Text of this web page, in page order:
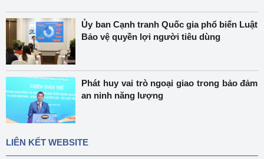
Ủy ban Cạnh tranh Quốc gia phổ biến Luật
Bảo vệ quyền lợi người tiêu dùng
Phát huy vai trò ngoại giao trong bảo đảm
an ninh năng lượng
LIÊN KẾT WEBSITE